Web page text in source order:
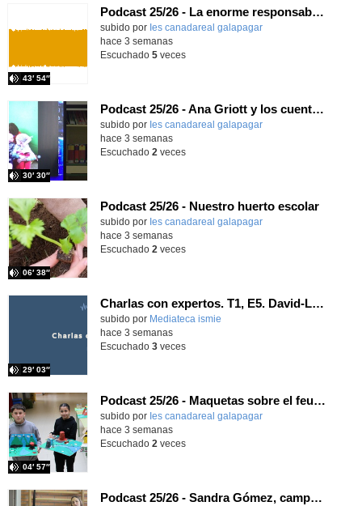
Podcast 25/26 - La enorme responsabilidad de ser juez
subido por Ies canadareal galapagar
43′ 54″
-
hace 3 semanas
Escuchado 5veces
Podcast 25/26 - Ana Griott y los cuentos de las voces olvidadas
subido por Ies canadareal galapagar
30′ 30″
-
hace 3 semanas
Escuchado 2 veces
Podcast 25/26 - Nuestro huerto escolar
subido por Ies canadareal galapagar
06′ 38″
-
hace 3 semanas
Escuchado 2 veces
Charlas con expertos. T1, E5. David-Li Ilundáin Reviriego
subido por Mediateca ismie
29′ 03″
hace 3 semanas
Escuchado 3veces
Podcast 25/26 - Maquetas sobre el feudalismo
subido por Ies canadareal galapagar
04′ 57″
-
hace 3 semanas
Escuchado 2 veces
Podcast 25/26 - Sandra Gómez, campeona de Enduro